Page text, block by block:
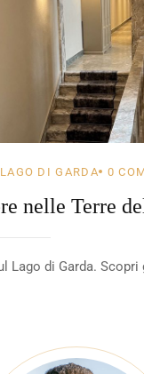
LAGO DI GARDA 0
nelle Terre
Lago di Garda. Scopri